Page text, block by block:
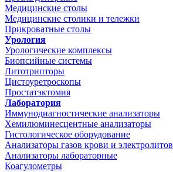
Медицинские столы
Медицинские столики и тележки
Прикроватные столы
Урология
Урологические комплексы
Биопсийные системы
Литотрипторы
Цистоуретроскопы
Простатэктомия
Лаборатория
Иммунодиагностические анализаторы
Хемилюминесцентные анализаторы
Гистологическое оборудование
Анализаторы газов крови и электролитов
Анализаторы лабораторные
Коагулометры